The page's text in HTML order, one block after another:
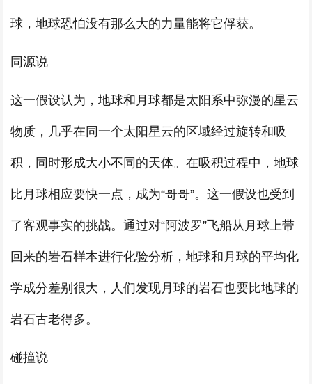
球，地球恐怕没有那么大的力量能将它俘获。
同源说
这一假设认为，地球和月球都是太阳系中弥漫的星云
物质，几乎在同一个太阳星云的区域经过旋转和吸
积，同时形成大小不同的天体。在吸积过程中，地球
比月球相应要快一点，成为“哥哥”。这一假设也受到
了客观事实的挑战。通过对“阿波罗”飞船从月球上带
回来的岩石样本进行化验分析，地球和月球的平均化
学成分差别很大，人们发现月球的岩石也要比地球的
岩石古老得多。
碰撞说